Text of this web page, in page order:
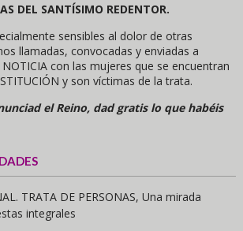
DEL SANTÍSIMO REDENTOR.
sensibles al dolor de otras
llamadas, convocadas y enviadas a
con las mujeres que se encuentran
y son víctimas de la trata.
el Reino, dad gratis lo que habéis
TRATA DE PERSONAS, Una mirada
integrales